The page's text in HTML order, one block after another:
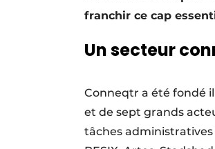
franchir ce cap
Un secteur
Conneqtr a été fondé
et de sept grands
tâches